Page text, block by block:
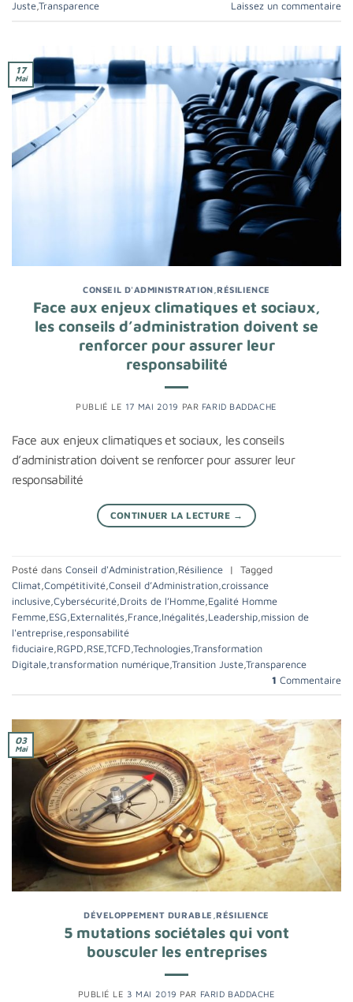
Juste,Transparence Laissez un commentaire
17
Mai
CONSEIL D'ADMINISTRATION ,RÉSILIENCE
Face aux enjeux climatiques et sociaux,
les conseils d’administration doivent se
renforcer pour assurer leur
responsabilité
PUBLIÉ LE 17 MAI 2019 PAR FARID BADDACHE
Face aux enjeux climatiques et sociaux, les conseils
d’administration doivent se renforcer pour assurer leur
responsabilité
CONTINUER LA LECTURE →
Posté dans Conseil d'Administration Résilience |
Tagged
Climat Compétitivité Conseil d’Administration croissance
inclusive Cybersécurité Droits de l’Homme Egalité Homme
Femme ESG Externalités France Inégalités Leadership mission de
l'entreprise responsabilité
fiduciaire RGPD RSE TCFD Technologies Transformation
Digitale transformation numérique Transition Juste Transparence
1 Commentaire
03
Mai
DÉVELOPPEMENT DURABLE ,RÉSILIENCE
5 mutations sociétales qui vont
bousculer les entreprises
PUBLIÉ LE 3 MAI 2019 PAR FARID BADDACHE